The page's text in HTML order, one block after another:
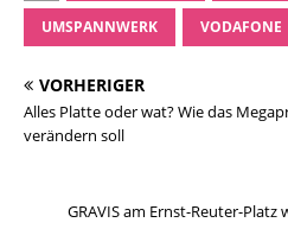
UMSPANNWERK VODAFONE
VORHERIGER
Alles Platte oder wat? Wie das
verändern soll
GRAVIS am Ernst-Reuter-Platz